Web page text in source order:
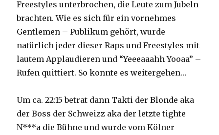
Freestyles unterbrochen, die Leute zum Jubeln
brachten. Wie es sich für ein vornehmes
Gentlemen – Publikum gehört, wurde
natürlich jeder dieser Raps und Freestyles mit
lautem Applaudieren und “Yeeeaaahh Yooaa” –
Rufen quittiert. So konnte es weitergehen…
Um ca. 22:15 betrat dann Takti der Blonde aka
der Boss der Schweizz aka der letzte tighte
N***a die Bühne und wurde vom Kölner